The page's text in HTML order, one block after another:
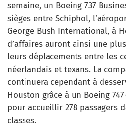
semaine, un Boeing 737
sièges entre Schiphol,
George Bush International, à
d’affaires auront ainsi une
leurs déplacements entre les
néerlandais et texans. La
continuera cependant à
Houston grâce à un Boeing
pour accueillir 278 passagers
classes.